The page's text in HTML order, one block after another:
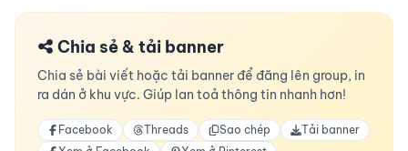
Chia sẻ & tải banner
Chia sẻ bài viết hoặc tải banner để đăng lên group, in
ra dán ở khu vực. Giúp lan toả thông tin nhanh hơn!
Facebook Threads Sao chép
Tải banner